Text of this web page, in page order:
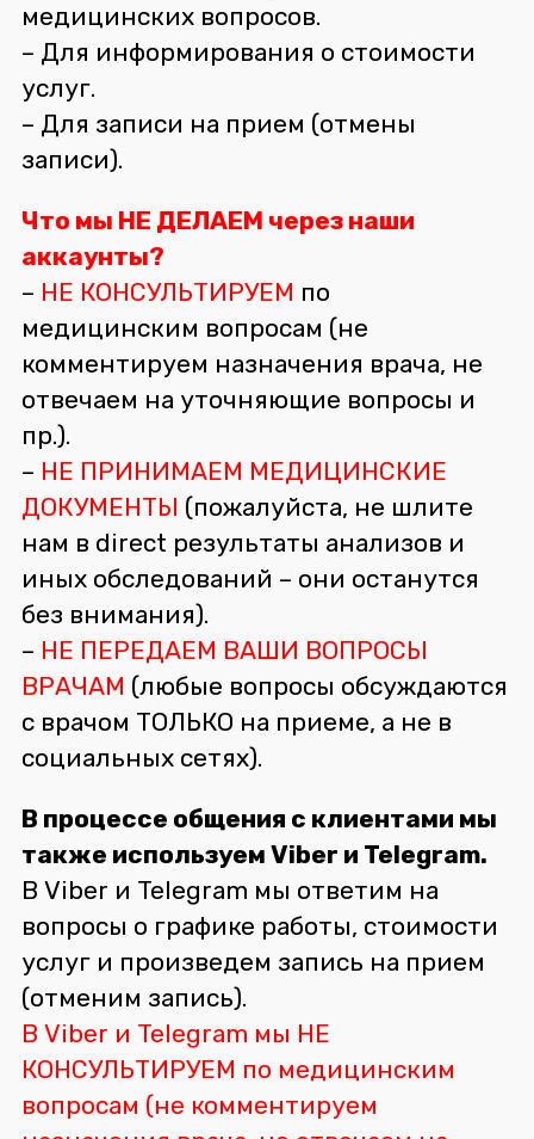
медицинских вопросов.
– Для информирования о стоимости
услуг.
– Для записи на прием (отмены
записи).
Что мы НЕ ДЕЛАЕМ через наши
аккаунты?
– НЕ КОНСУЛЬТИРУЕМ по
медицинским вопросам (не
комментируем назначения врача, не
отвечаем на уточняющие вопросы и
пр.).
– НЕ ПРИНИМАЕМ МЕДИЦИНСКИЕ
ДОКУМЕНТЫ (пожалуйста, не шлите
нам в direct результаты анализов и
иных обследований – они останутся
без внимания).
– НЕ ПЕРЕДАЕМ ВАШИ ВОПРОСЫ
ВРАЧАМ (любые вопросы обсуждаются
с врачом ТОЛЬКО на приеме, а не в
социальных сетях).
В процессе общения с клиентами мы
также используем Viber и Telegram.
В Viber и Telegram мы ответим на
вопросы о графике работы, стоимости
услуг и произведем запись на прием
(отменим запись).
В Viber и Telegram мы НЕ
КОНСУЛЬТИРУЕМ по медицинским
вопросам (не комментируем